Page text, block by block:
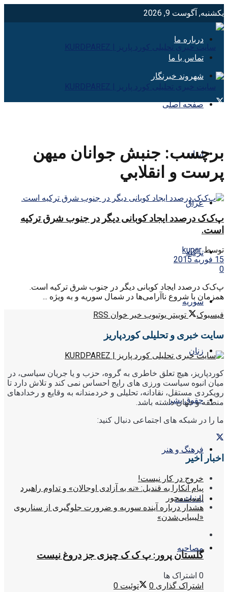
یکشنبه, آگوست 9, 2026
درباره ما
تماس با ما
شهروند خبرنگار
صفحه اصلی
ایران
عراق
ترکیه
سوریه
زنان
حقوق بشر
فرهنگ و هنر
یادداشت
مصاحبه
برچسب: جنبش جوانان ميهن
پرست و انقلابي
پ‌ک‌ک درصدد ایجاد کوبانی دیگر در جنوب شرق ترکیه
است.
توسط kupar
15 فوریه 2015
0
پ‌ک‌ک درصدد ایجاد کوبانی دیگر در جنوب شرق ترکیه است.
همزمان با شروع ناآرامی‌ها در شمال سوریه و به ویژه ...
فیسبوک
توییتر یوتیوب خبر خوان RSS
سایت خبری و تحلیلی کوردپاریز
کوردپاریز، هیچ تعلق خاطری به گروه، حزب و یا جریان سیاسی، در
میان انبوه سیاست ورزی های رایج احساس نمی کند و تلاش دارد تا
رویکردی مستقل، نقادانه، تحلیلی و خردمندانه به وقایع و رخدادهای
منطقه و جهان داشته باشد.
ما را در شبکه های اجتماعی دنبال کنید:
اخبار اخیر
خروج در کار نیست!
پیام آنکارا به قندیل: «نه به آزادی اوجالان» و تداوم راهبرد
امنیت‌محور
هشدار درباره آینده سوریه و ضرورت جلوگیری از سناریوی
«لیبیایی‌شدن»
گلستان پرور: پ ک ک چیزی جز دروغ نیست
0 اشتراک ها
اشتراک گذاری 0 توئیت 0